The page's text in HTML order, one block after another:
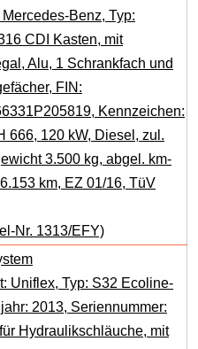
Benz, Typ:
CDI Kasten, mit
Alu, 1 Schrankfach und
FIN:
Kennzeichen:
666, 120 kW, Diesel, zul.
3.500 kg, abgel. km-
km, EZ 01/16, TüV
Nr. 1313/EFY)
Uniflex, Typ: S32 Ecoline-
2013, Seriennummer:
Hydraulikschläuche, mit